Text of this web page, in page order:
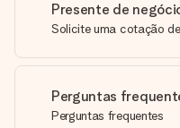
Presente de
Solicite uma cotação
Perguntas
Perguntas frequentes